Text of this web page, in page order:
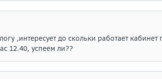
,интересует до скольки работает кабинет
12.40, успеем ли??